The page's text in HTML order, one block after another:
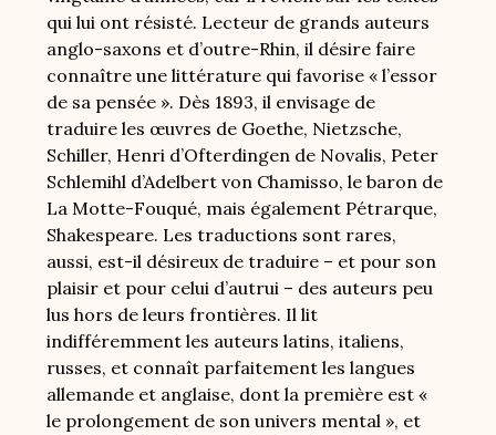
qui lui ont résisté. Lecteur de grands auteurs
anglo-saxons et d’outre-Rhin, il désire faire
connaître une littérature qui favorise « l’essor
de sa pensée ». Dès 1893, il envisage de
traduire les œuvres de Goethe, Nietzsche,
Schiller, Henri d’Ofterdingen de Novalis, Peter
Schlemihl d’Adelbert von Chamisso, le baron de
La Motte-Fouqué, mais également Pétrarque,
Shakespeare. Les traductions sont rares,
aussi, est-il désireux de traduire – et pour son
plaisir et pour celui d’autrui – des auteurs peu
lus hors de leurs frontières. Il lit
indifféremment les auteurs latins, italiens,
russes, et connaît parfaitement les langues
allemande et anglaise, dont la première est «
le prolongement de son univers mental », et